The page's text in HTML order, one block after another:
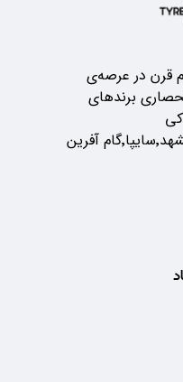
قرن در عرصه‌ی
برندهای
کی
هند٬لنوو٬اورنت٬رینگ سازی مشهد٬سایپا٬گام آفرین